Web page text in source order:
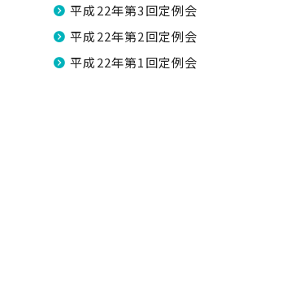
平成22年第3回定例会
平成22年第2回定例会
平成22年第1回定例会